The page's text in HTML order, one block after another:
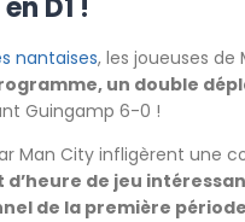
D1 !
nantaises, les joueuses de
un double
Guingamp 6-0 !
Man City infligèrent une
de jeu
de la première période